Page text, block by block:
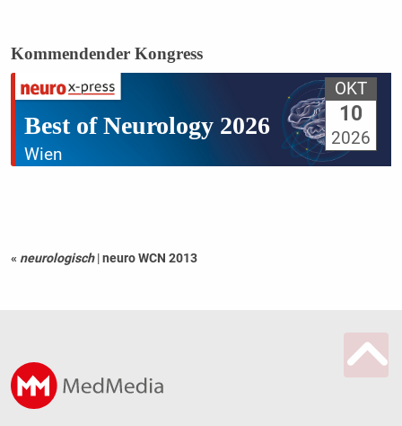
Kommendender Kongress
Best of Neurology 2026
Wien
OKT
10
2026
« neurologisch |neuro WCN 2013